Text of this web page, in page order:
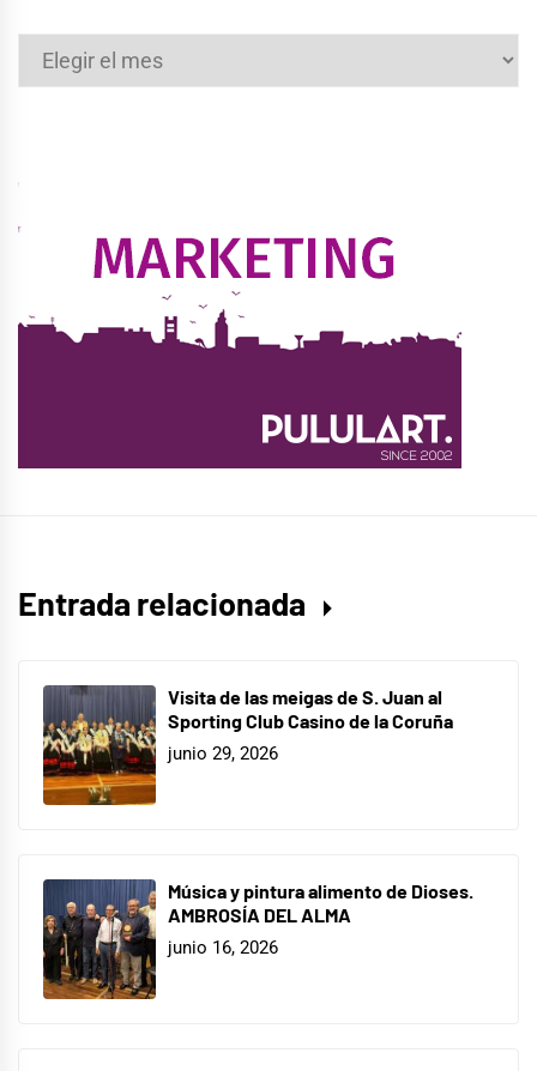
Archivos
Entrada relacionada
Visita de las meigas de S. Juan al
Sporting Club Casino de la Coruña
junio 29, 2026
Música y pintura alimento de Dioses.
AMBROSÍA DEL ALMA
junio 16, 2026